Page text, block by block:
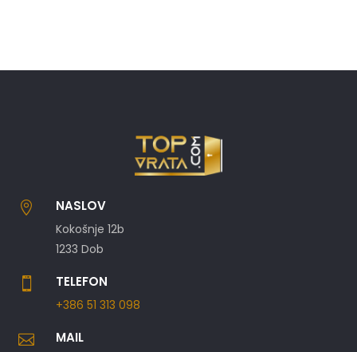
 NASLOV
Kokošnje 12b
1233 Dob
 TELEFON
+386 51 313 098
 MAIL